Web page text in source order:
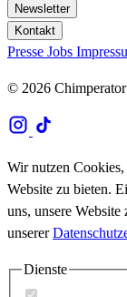
Newsletter
Kontakt
Presse Jobs
© 2026
Wir nutzen
Website zu bieten.
uns, unsere
unserer
Dienste